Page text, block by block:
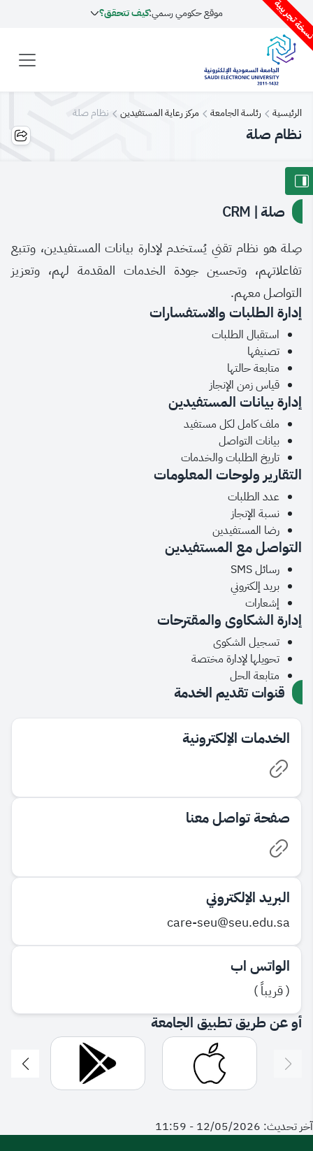
تجريبية موقع حكومي رسمي:كيف تتحقق؟
الرئيسية رئاسة الجامعة مركز رعاية المستفيدين نظام صلة
نظام صلة
صلة | CRM
صِلة هو نظام تقني يُستخدم لإدارة بيانات المستفيدين، وتتبع
تفاعلاتهم، وتحسين جودة الخدمات المقدمة لهم، وتعزيز
التواصل معهم.
إدارة الطلبات والاستفسارات
استقبال الطلبات
تصنيفها
متابعة حالتها
قياس زمن الإنجاز
إدارة بيانات المستفيدين
ملف كامل لكل مستفيد
بيانات التواصل
تاريخ الطلبات والخدمات
التقارير ولوحات المعلومات
عدد الطلبات
نسبة الإنجاز
رضا المستفيدين
التواصل مع المستفيدين
رسائل SMS
بريد إلكتروني
إشعارات
إدارة الشكاوى والمقترحات
تسجيل الشكوى
تحويلها لإدارة مختصة
متابعة الحل
قنوات تقديم الخدمة
الخدمات الإلكترونية
صفحة تواصل معنا
البريد الإلكتروني
care-seu@seu.edu.sa
الواتس اب
( قريباً )
أو عن طريق تطبيق الجامعة
آخر تحديث: 12/05/2026 - 11:59